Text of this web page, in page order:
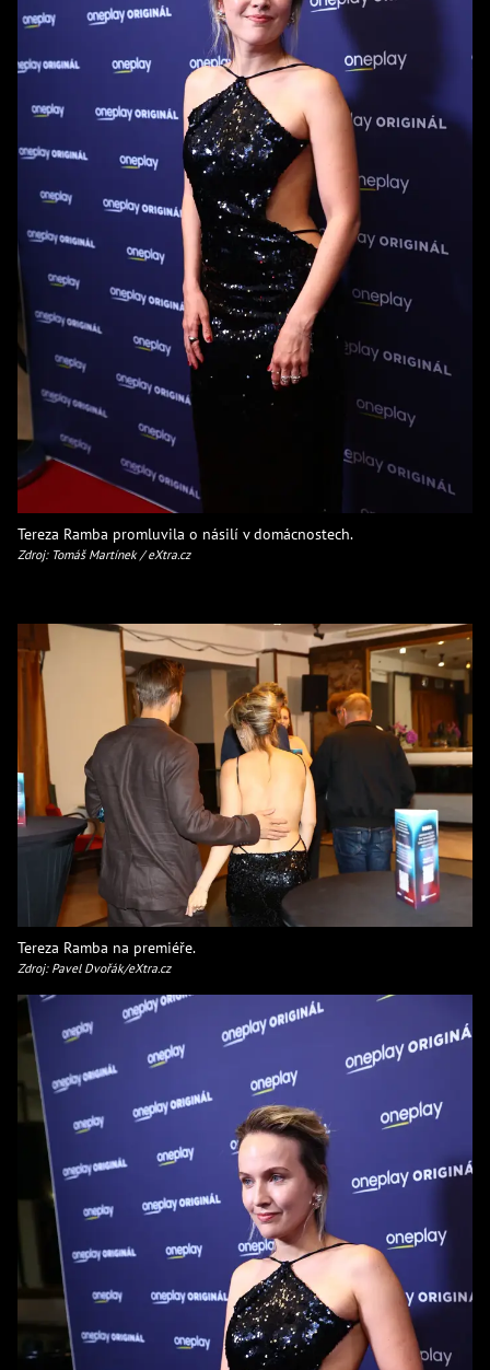
Tereza Ramba promluvila o násilí v domácnostech.
Zdroj: Tomáš Martínek / eXtra.cz
Tereza Ramba na premiéře.
Zdroj: Pavel Dvořák/eXtra.cz